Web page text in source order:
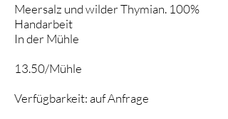
Meersalz und wilder Thymian. 100%
Handarbeit
In der Mühle
13.50/Mühle
Verfügbarkeit: auf Anfrage